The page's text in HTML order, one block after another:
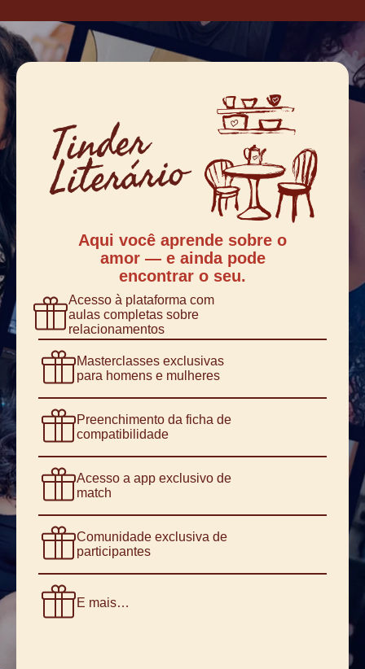
Aqui você aprende sobre o
amor — e ainda pode
encontrar o seu.
Acesso à plataforma com
aulas completas sobre
relacionamentos
Masterclasses exclusivas
para homens e mulheres
Preenchimento da ficha de
compatibilidade
Acesso a app exclusivo de
match
Comunidade exclusiva de
participantes
E mais…